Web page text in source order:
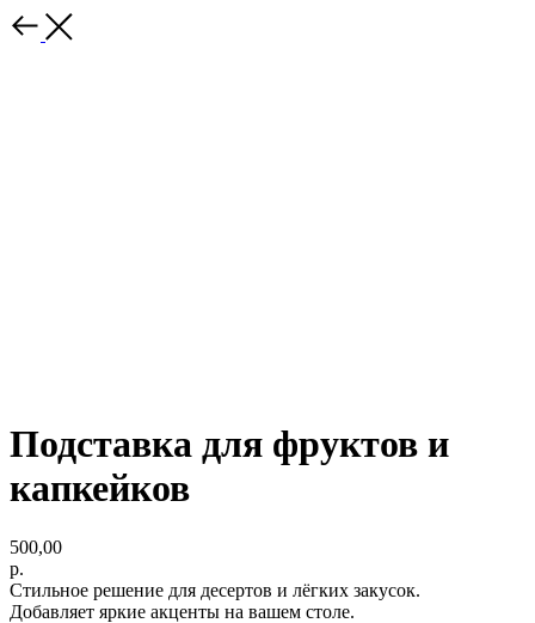
Подставка для фруктов и
капкейков
500,00
р.
Стильное решение для десертов и лёгких закусок.
Добавляет яркие акценты на вашем столе.